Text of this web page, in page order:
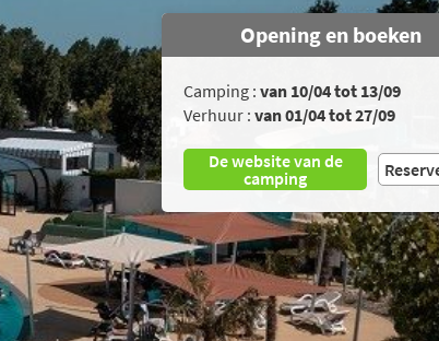
Opening en boeken
Camping : van 10/04 tot 13/09
Verhuur : van 01/04 tot 27/09
De website van de
camping